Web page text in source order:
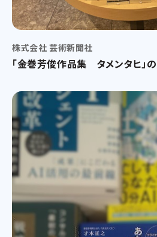
株式会社 芸術新聞社
「金巻芳俊作品集 タメンタヒ」